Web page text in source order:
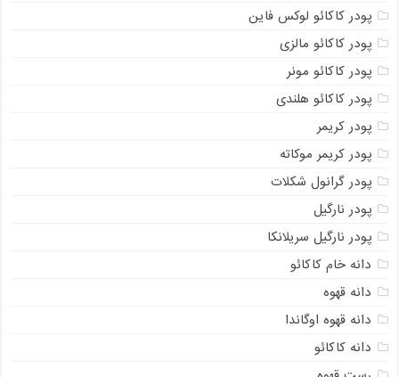
پودر کاکائو لوکس فاین
پودر کاکائو مالزی
پودر کاکائو مونر
پودر کاکائو هلندی
پودر کریمر
پودر کریمر موکاته
پودر گرانول شکلات
پودر نارگیل
پودر نارگیل سریلانکا
دانه خام کاکائو
دانه قهوه
دانه قهوه اوگاندا
دانه کاکائو